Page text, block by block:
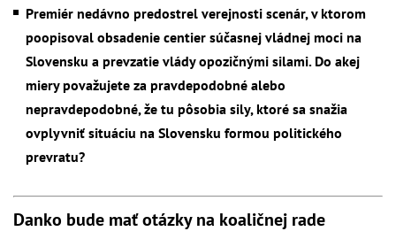
Premiér nedávno predostrel verejnosti scenár, v ktorom
poopisoval obsadenie centier súčasnej vládnej moci na
Slovensku a prevzatie vlády opozičnými silami. Do akej
miery považujete za pravdepodobné alebo
nepravdepodobné, že tu pôsobia sily, ktoré sa snažia
ovplyvniť situáciu na Slovensku formou politického
prevratu?
Danko bude mať otázky na koaličnej rade